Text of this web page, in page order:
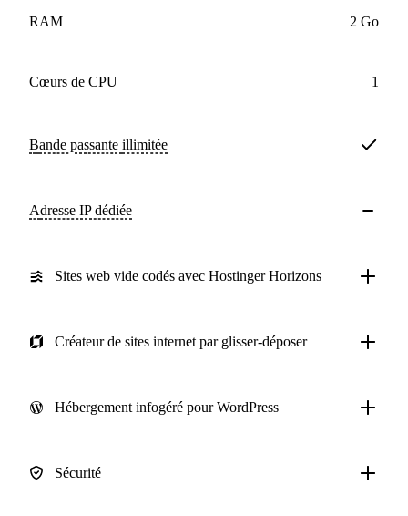
RAM 2 Go
cœurs de CPU 1
Bande passante illimitée
Adresse IP dédiée
Sites web vide codés avec Hostinger Horizons
Créateur de sites internet par glisser-déposer
Hébergement infogéré pour WordPress
Sécurité